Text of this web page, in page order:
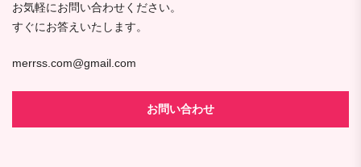
お気軽にお問い合わせください。
すぐにお答えいたします。
merrss.com@gmail.com
お問い合わせ